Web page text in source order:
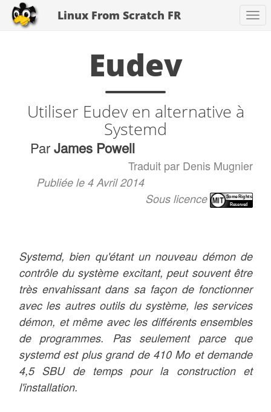
Linux From Scratch FR
Eudev
Utiliser Eudev en alternative à
Systemd
ParJames Powell
Traduit par Denis Mugnier
Publiée le 4 Avril 2014
Sous licence
Systemd, bien qu'étant un nouveau démon de
contrôle du système excitant, peut souvent être
très envahissant dans sa façon de fonctionner
avec les autres outils du système, les services
démon, et même avec les différents ensembles
de programmes. Pas seulement parce que
systemd est plus grand de 410 Mo et demande
4,5 SBU de temps pour la construction et
l'installation.